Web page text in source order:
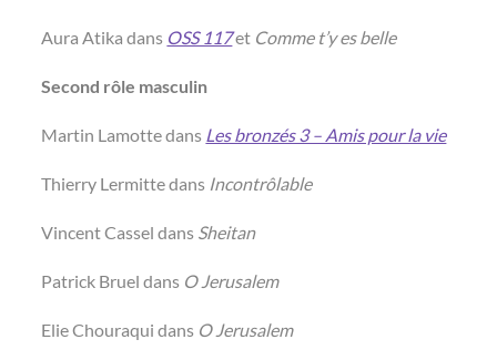
Aura Atika dans OSS 117et Comme t’y es belle
Second rôle masculin
Martin Lamotte dans Les bronzés 3 – Amis pour la vie
Thierry Lermitte dans Incontrôlable
Vincent Cassel dans Sheitan
Patrick Bruel dans O Jerusalem
Elie Chouraqui dans O Jerusalem